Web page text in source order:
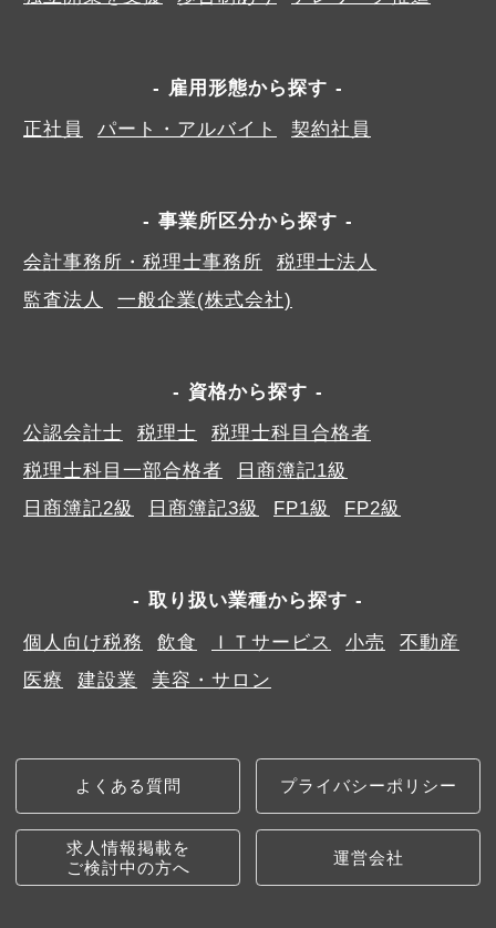
雇用形態から探す
正社員
パート・アルバイト 契約社員
事業所区分から探す
会計事務所・税理士事務所
税理士法人
監査法人
一般企業(株式会社)
資格から探す
公認会計士
税理士
税理士科目合格者
税理士科目一部合格者
日商簿記1級
日商簿記2級
日商簿記3級 FP1級 FP2級
取り扱い業種から探す
個人向け税務
飲食 ＩＴサービス 小売
不動産
医療
建設業 美容・サロン
よくある質問 プライバシーポリシー
求人情報掲載を
ご検討中の方へ
運営会社